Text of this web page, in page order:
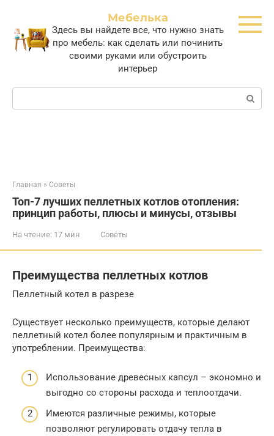
контенту
Мебелька
Здесь вы найдете все, что нужно знать
про мебель: как сделать или починить
своими руками или обустроить
интерьер
Поиск:
Главная » Советы
Топ-7 лучших пеллетных котлов отопления:
принцип работы, плюсы и минусы, отзывы
На чтение: 17 мин Советы
Преимущества пеллетных котлов
Пеллетный котел в разрезе
Существует несколько преимуществ, которые делают
пеллетный котел более популярным и практичным в
употреблении. Преимущества:
Использование древесных капсул – экономно и
выгодно со стороны расхода и теплоотдачи.
Имеются различные режимы, которые
позволяют регулировать отдачу тепла в